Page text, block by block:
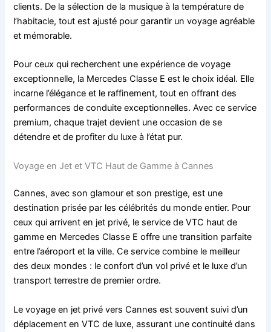
clients. De la sélection de la musique à la température de
l’habitacle, tout est ajusté pour garantir un voyage agréable
et mémorable.
Pour ceux qui recherchent une expérience de voyage
exceptionnelle, la Mercedes Classe E est le choix idéal. Elle
incarne l’élégance et le raffinement, tout en offrant des
performances de conduite exceptionnelles. Avec ce service
premium, chaque trajet devient une occasion de se
détendre et de profiter du luxe à l’état pur.
Voyage en Jet et VTC Haut de Gamme à Cannes
Cannes, avec son glamour et son prestige, est une
destination prisée par les célébrités du monde entier. Pour
ceux qui arrivent en jet privé, le service de VTC haut de
gamme en Mercedes Classe E offre une transition parfaite
entre l’aéroport et la ville. Ce service combine le meilleur
des deux mondes : le confort d’un vol privé et le luxe d’un
transport terrestre de premier ordre.
Le voyage en jet privé vers Cannes est souvent suivi d’un
déplacement en VTC de luxe, assurant une continuité dans